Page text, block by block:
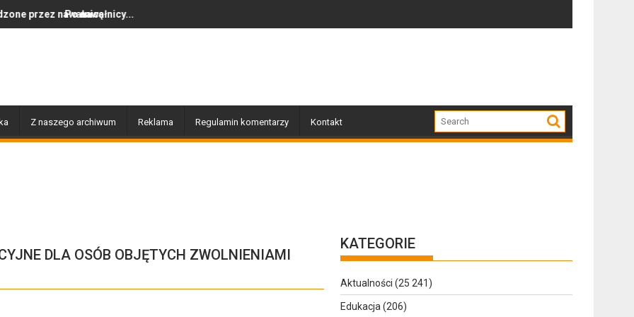
Z naszego archiwum Reklama Regulamin komentarzy Kontakt
DLA OSÓB OBJĘTYCH ZWOLNIENIAMI
KATEGORIE
Aktualności (25 241)
Edukacja (206)